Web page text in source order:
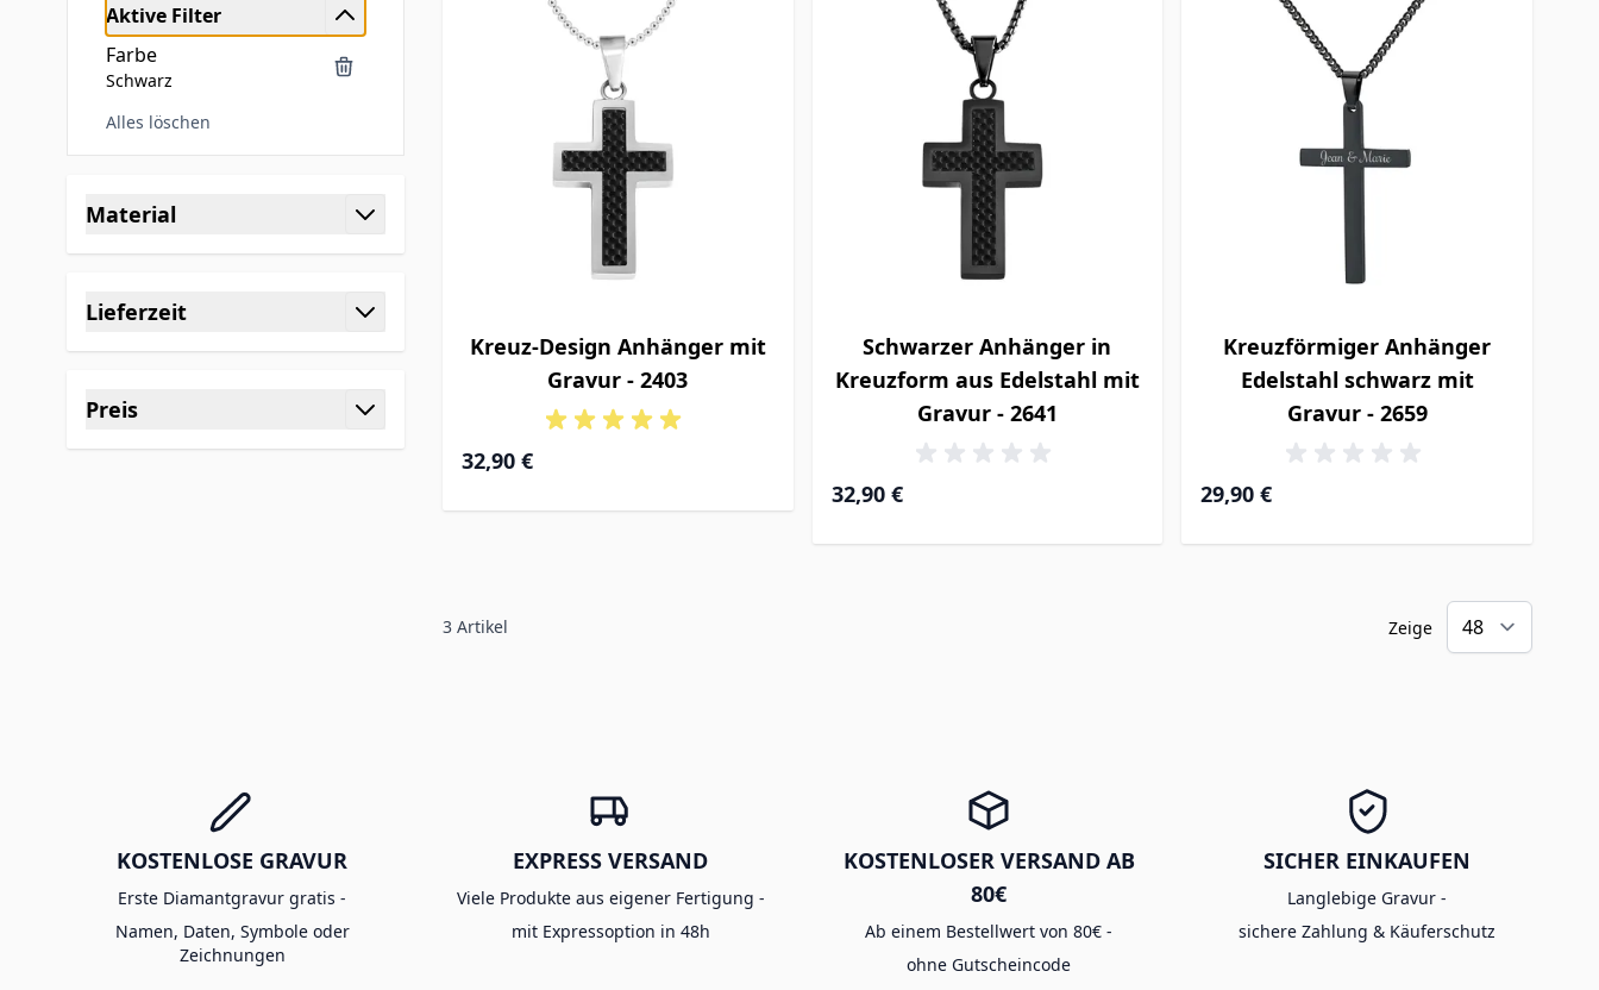
Aktive Filter
Farbe
Schwarz
Alles löschen
Material
Lieferzeit
Preis
Kreuz-Design Anhänger mit
Gravur - 2403
32,90 €
Schwarzer Anhänger in
Kreuzform aus Edelstahl mit
Gravur - 2641
32,90 €
Kreuzförmiger Anhänger
Edelstahl schwarz mit
Gravur - 2659
29,90 €
3 Artikel Zeige
KOSTENLOSE GRAVUR
Erste Diamantgravur gratis -
Namen, Daten, Symbole oder
Zeichnungen
EXPRESS VERSAND
Viele Produkte aus eigener Fertigung -
mit Expressoption in 48h
KOSTENLOSER VERSAND AB
80€
Ab einem Bestellwert von 80€ -
ohne Gutscheincode
SICHER EINKAUFEN
Langlebige Gravur -
sichere Zahlung & Käuferschutz